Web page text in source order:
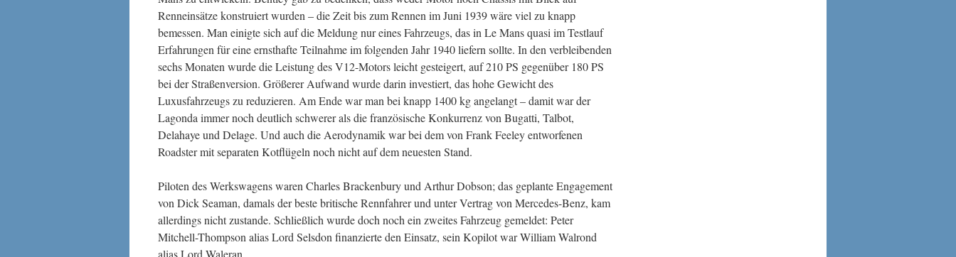
Renneinsätze konstruiert wurden – die Zeit bis zum Rennen im Juni 1939 wäre viel zu knapp
bemessen. Man einigte sich auf die Meldung nur eines Fahrzeugs, das in Le Mans quasi im Testlauf
Erfahrungen für eine ernsthafte Teilnahme im folgenden Jahr 1940 liefern sollte. In den verbleibenden
sechs Monaten wurde die Leistung des V12-Motors leicht gesteigert, auf 210 PS gegenüber 180 PS
bei der Straßenversion. Größerer Aufwand wurde darin investiert, das hohe Gewicht des
Luxusfahrzeugs zu reduzieren. Am Ende war man bei knapp 1400 kg angelangt – damit war der
Lagonda immer noch deutlich schwerer als die französische Konkurrenz von Bugatti, Talbot,
Delahaye und Delage. Und auch die Aerodynamik war bei dem von Frank Feeley entworfenen
Roadster mit separaten Kotflügeln noch nicht auf dem neuesten Stand.
Piloten des Werkswagens waren Charles Brackenbury und Arthur Dobson; das geplante Engagement
von Dick Seaman, damals der beste britische Rennfahrer und unter Vertrag von Mercedes-Benz, kam
allerdings nicht zustande. Schließlich wurde doch noch ein zweites Fahrzeug gemeldet: Peter
Mitchell-Thompson alias Lord Selsdon finanzierte den Einsatz, sein Kopilot war William Walrond
alias Lord Waleran.